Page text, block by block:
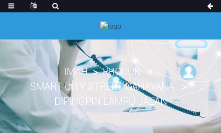
IMAH
PRODUK
SMART CITY STREET CAHAYANA
DIPINGPIN LAMPU JALAN